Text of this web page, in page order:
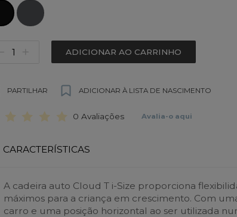
ADICIONAR AO CARRINHO
PARTILHAR ADICIONAR À LISTA DE NASCIMENTO
0 Avaliações Avalia-o aqui
CARACTERÍSTICAS
A cadeira auto Cloud T i-Size proporciona
máximos para a criança em crescimento. Com
carro e uma posição horizontal ao ser utilizada